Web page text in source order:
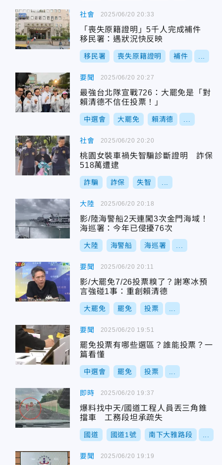
社會
「喪失原籍證明」5千人完成補件
移民署：遇狀況快反映
移民署 喪失原籍證明 補件
2025/06/20 20:33
要聞
最強台北隊宣戰726：大罷免是「對
賴清德不信任投票！」
中選會 大罷免 賴清德
2025/06/20 20:27
社會
桃園女裝車禍失智騙診斷證明 詐保
518萬遭逮
詐騙 詐保 失智
2025/06/20 20:20
大陸
影/陸海警船2天連闖3次金門海域！
海巡署：今年已侵擾76次
大陸 海警船 海巡署
2025/06/20 20:18
要聞
影/大罷免7/26投票糗了？謝寒冰預
言強碰1事：重創賴清德
大罷免 罷免 投票
2025/06/20 20:11
要聞
罷免投票有哪些選區？誰能投票？一
篇看懂
中選會 罷免 投票
2025/06/20 19:51
即時
爆料找中天/國道工程人員丟三角錐
擋車 工務段坦承疏失
國道 國道1號 南下大雅路段
2025/06/20 19:37
要聞 2025/06/20 19:19